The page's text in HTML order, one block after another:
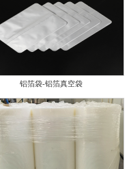
铝箔袋-铝箔真空袋